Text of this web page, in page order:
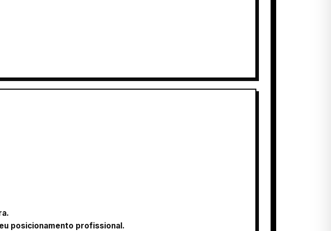
posicionamento profissional.